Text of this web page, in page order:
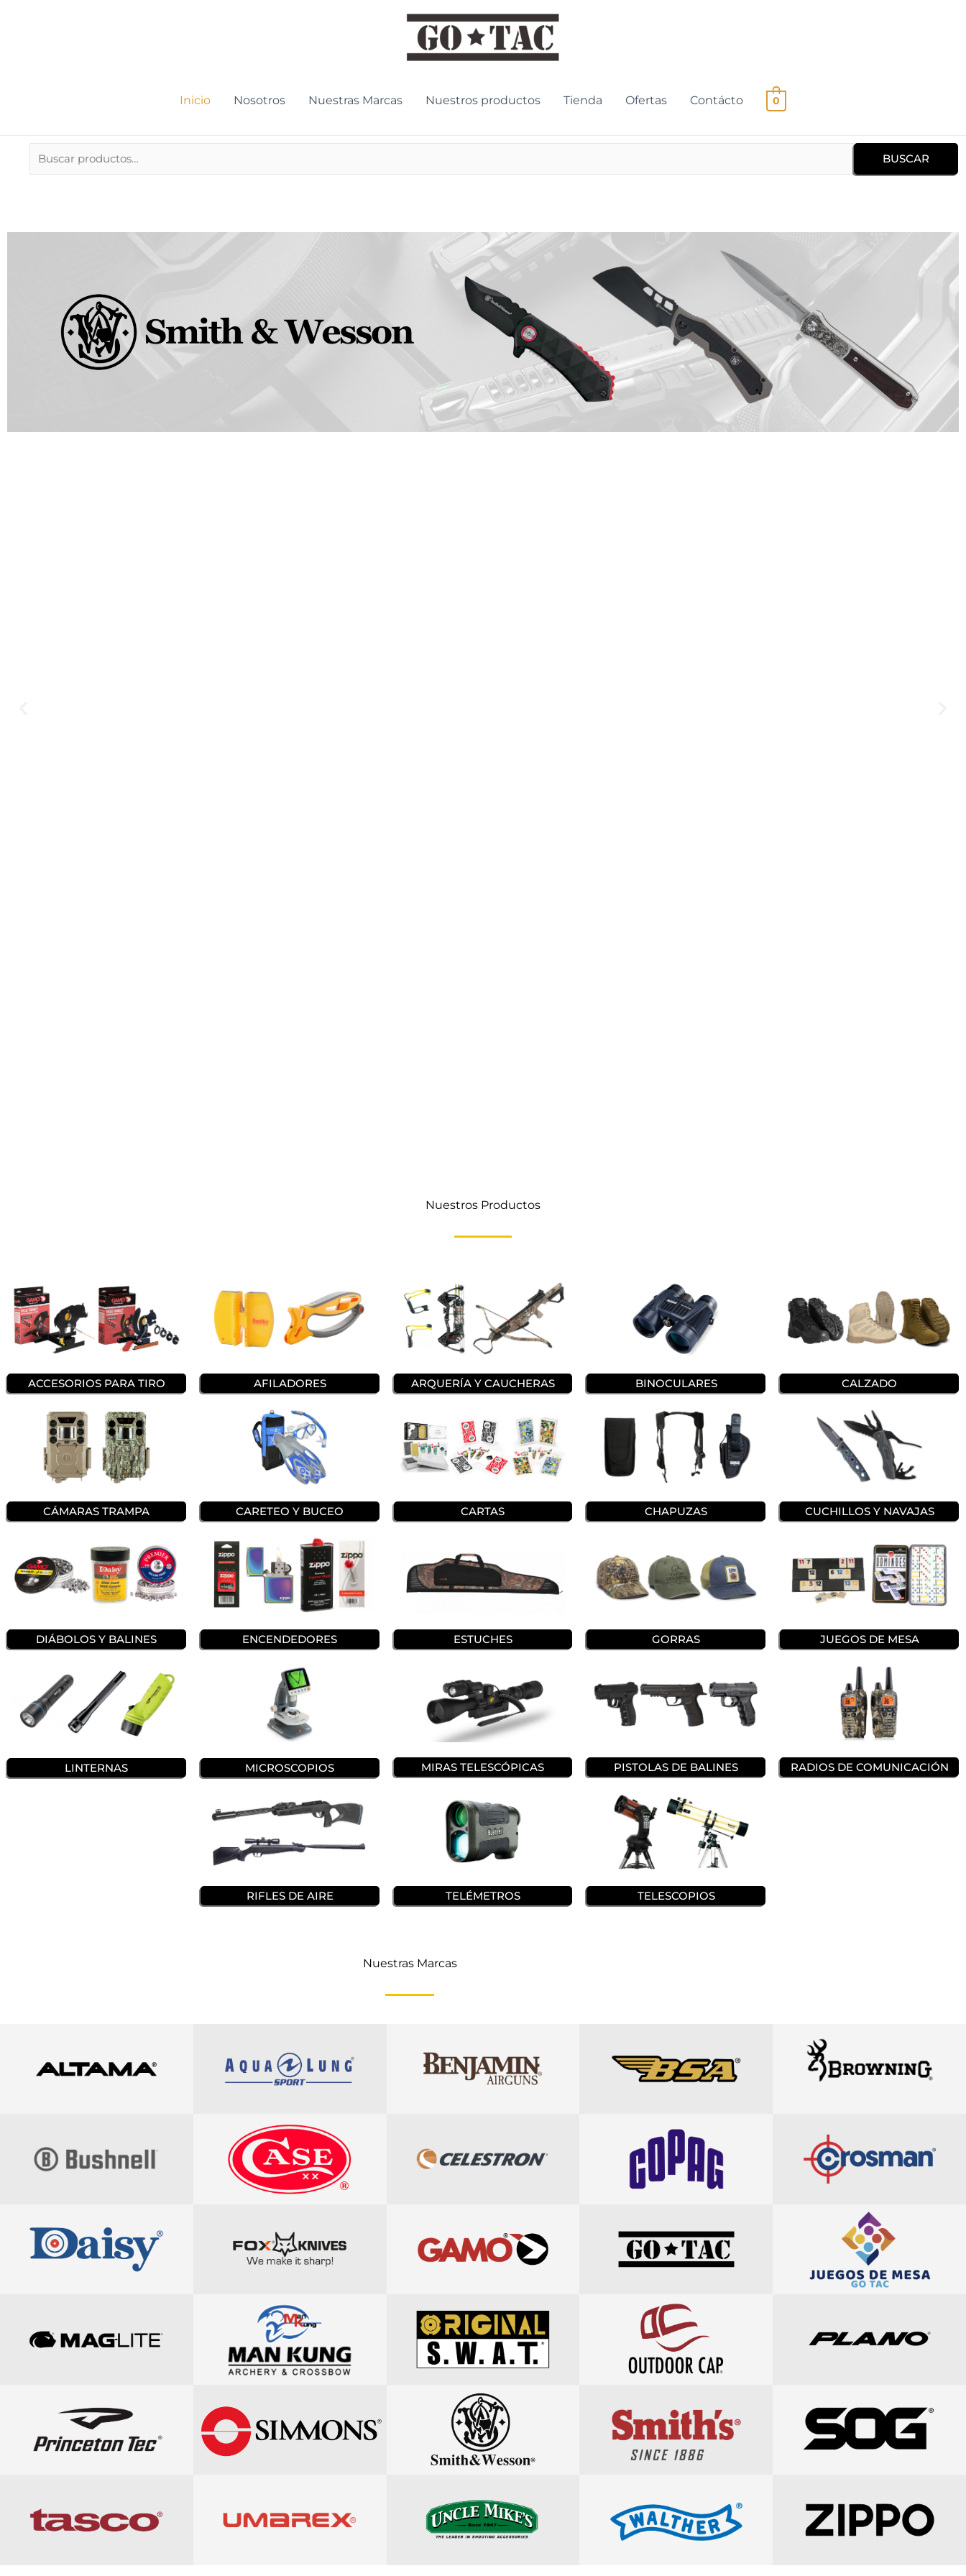
Inicio Nosotros Nuestras Marcas Nuestros productos Tienda Ofertas Contácto 0
Buscar
por:
BUSCAR
Nuestros Productos
ACCESORIOS PARA TIRO AFILADORES ARQUERÍA Y CAUCHERAS BINOCULARES CALZADO
CÁMARAS TRAMPA CARETEO Y BUCEO CARTAS CHAPUZAS CUCHILLOS Y NAVAJAS
DIÁBOLOS Y BALINES ENCENDEDORES ESTUCHES GORRAS JUEGOS DE MESA
LINTERNAS MICROSCOPIOS MIRAS TELESCÓPICAS PISTOLAS DE BALINES RADIOS DE COMUNICACIÓN
RIFLES DE AIRE TELÉMETROS TELESCOPIOS
Nuestras Marcas